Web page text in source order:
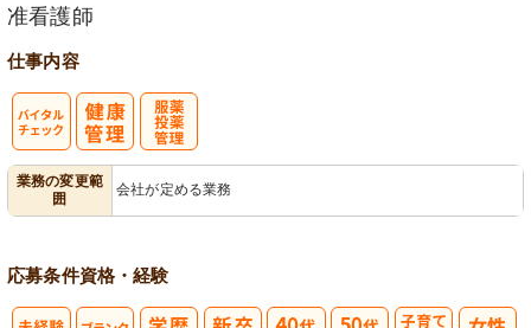
准看護師
仕事内容
業務の変更範
囲
会社が定める業務
応募条件資格・経験